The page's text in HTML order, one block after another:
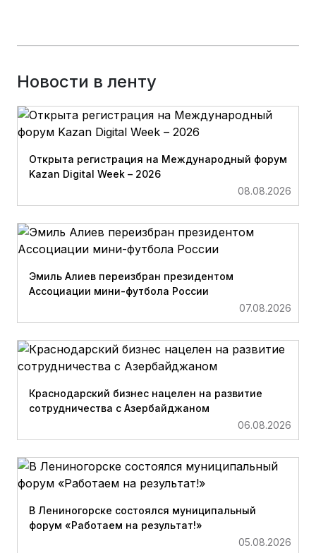
Новости в ленту
Открыта регистрация на Международный форум
Kazan Digital Week – 2026
08.08.2026
Эмиль Алиев переизбран президентом
Ассоциации мини-футбола России
07.08.2026
Краснодарский бизнес нацелен на развитие
сотрудничества с Азербайджаном
06.08.2026
В Лениногорске состоялся муниципальный
форум «Работаем на результат!»
05.08.2026